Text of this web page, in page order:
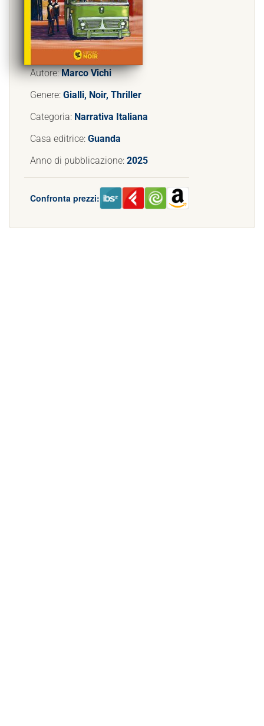
Autore:Marco Vichi
Genere: Gialli, Noir, Thriller
Categoria: Narrativa Italiana
Casa editrice: Guanda
Anno di pubblicazione: 2025
Confronta prezzi: